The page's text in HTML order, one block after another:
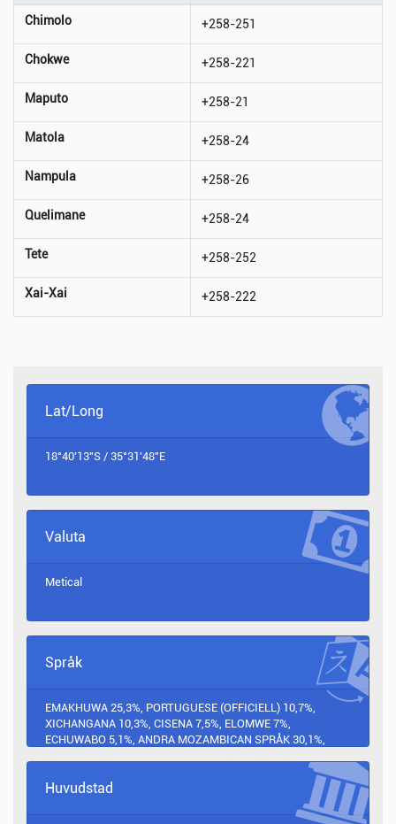
Chimolo +258-251
Chokwe +258-221
Maputo +258-21
Matola +258-24
Nampula +258-26
Quelimane +258-24
Tete +258-252
Xai-Xai +258-222
Lat/Long
18°40'13"S / 35°31'48"E
Valuta
Metical
Språk
EMAKHUWA 25,3%, PORTUGUESE (OFFICIELL) 10,7%,
XICHANGANA 10,3%, CISENA 7,5%, ELOMWE 7%,
ECHUWABO 5,1%, ANDRA MOZAMBICAN SPRÅK 30,1%,
Huvudstad